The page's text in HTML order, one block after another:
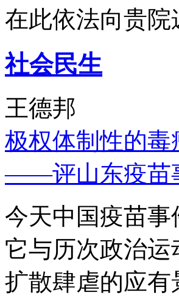
在此依法向贵
社会民生
王德邦
极权体制性的毒
——评山东疫苗
今天中国疫苗
它与历次政治
扩散肆虐的应